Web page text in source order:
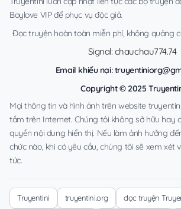
Boylove VIP để phục vụ độc giả.
Đọc truyện hoàn toàn miễn phí, không quảng
Signal: chauchau774.74
Email khiếu nại:
Copyright © 2025
Mọi thông tin và hình ảnh trên website
tầm trên Internet. Chúng tôi không sở hữu hay
quyền nội dung hiển thị. Nếu làm ảnh hưởng
chức nào, khi có yêu cầu, chúng tôi sẽ xem xét
tức.
Truyentini truyentini.org đọc truyện